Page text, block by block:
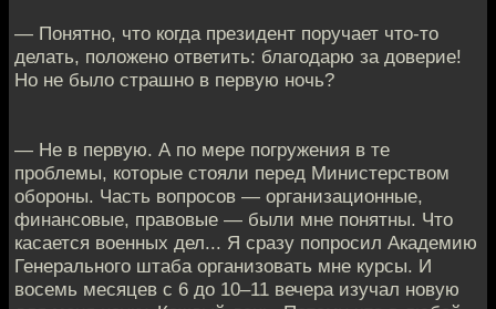
— Понятно, что когда президент поручает что-то
делать, положено ответить: благодарю за доверие!
Но не было страшно в первую ночь?
— Не в первую. А по мере погружения в те
проблемы, которые стояли перед Министерством
обороны. Часть вопросов — организационные,
финансовые, правовые — были мне понятны. Что
касается военных дел... Я сразу попросил Академию
Генерального штаба организовать мне курсы. И
восемь месяцев с 6 до 10–11 вечера изучал новую